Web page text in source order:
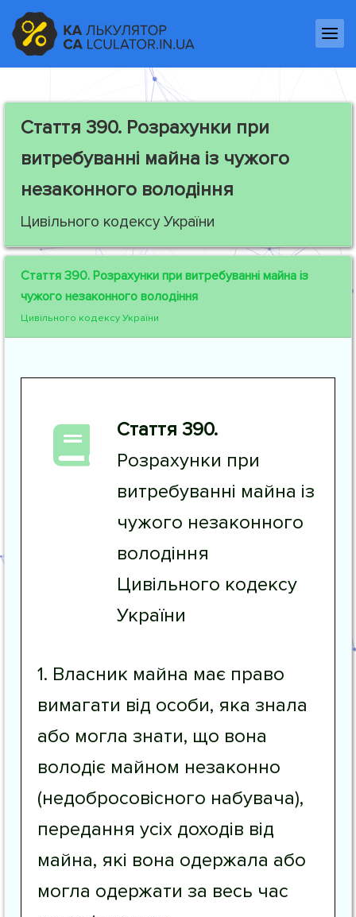
Стаття 390. Розрахунки при
витребуванні майна із чужого
незаконного володіння
Цивільного кодексу України
Стаття 390. Розрахунки при витребуванні майна із
чужого незаконного володіння
Цивільного кодексу України
Стаття 390.
Розрахунки при
витребуванні майна із
чужого незаконного
володіння
Цивільного кодексу
України
1. Власник майна має право
вимагати від особи, яка знала
або могла знати, що вона
володіє майном незаконно
(недобросовісного набувача),
передання усіх доходів від
майна, які вона одержала або
могла одержати за весь час